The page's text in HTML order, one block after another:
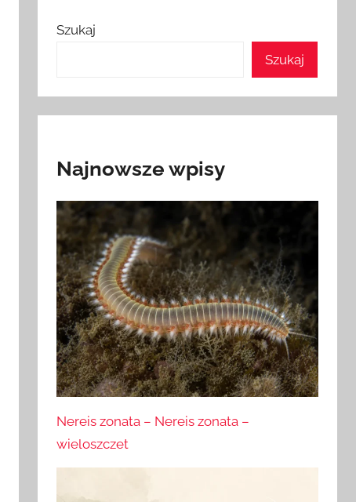
Szukaj
Szukaj
Najnowsze wpisy
Nereis zonata – Nereis zonata –
wieloszczet